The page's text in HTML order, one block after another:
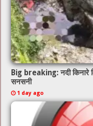
Big breaking: नदी किनारे
सनसनी
1 day ago